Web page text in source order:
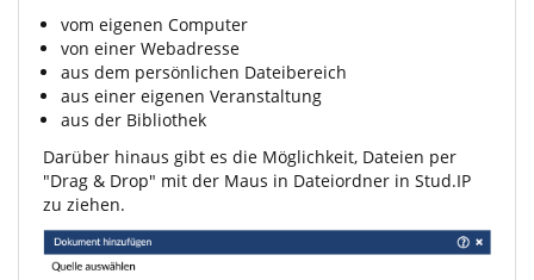
vom eigenen Computer
von einer Webadresse
aus dem persönlichen Dateibereich
aus einer eigenen Veranstaltung
aus der Bibliothek
Darüber hinaus gibt es die Möglichkeit, Dateien per
"Drag & Drop" mit der Maus in Dateiordner in Stud.IP
zu ziehen.